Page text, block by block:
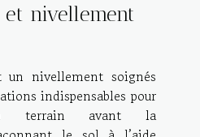
et nivellement
un nivellement soignés
indispensables pour
terrain avant la